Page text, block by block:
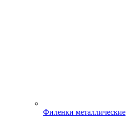
Филенки металлические